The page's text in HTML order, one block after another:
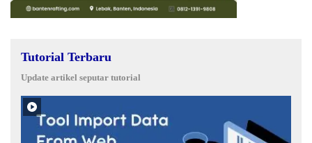
Tutorial Terbaru
Update artikel seputar tutorial